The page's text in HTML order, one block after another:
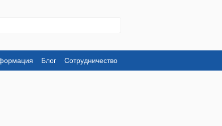
Блог Сотрудничество